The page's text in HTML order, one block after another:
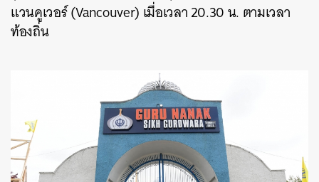
แวนคูเวอร์ (Vancouver) เมื่อเวลา 20.30 น. ตามเวลา
ท้องถิ่น